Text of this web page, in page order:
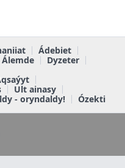
Ádebiet
Álemde
Dyzeter
Ult ainasy
- oryndaldy! Ózekti